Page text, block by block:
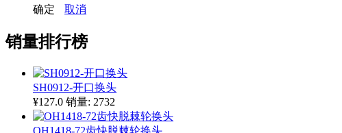
确定 取消
销量排行榜
SH0912-开口换头
¥127.0 销量: 2732
OH1418-72齿快脱棘轮换头